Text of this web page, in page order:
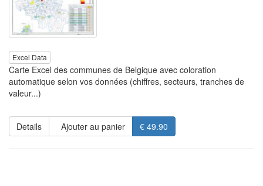
Excel Data
Carte Excel des communes de Belgique avec coloration
automatique selon vos données (chiffres, secteurs, tranches de
valeur...)
Details Ajouter au panier € 49.90